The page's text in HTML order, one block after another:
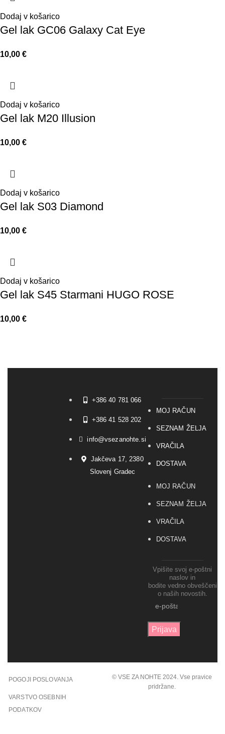
Dodaj v košarico
Gel lak GC06 Galaxy Cat Eye
10,00€
Dodaj v košarico
Gel lak M20 Illusion
10,00€
Dodaj v košarico
Gel lak S03 Diamond
10,00€
Dodaj v košarico
Gel lak S45 Starmani HUGO ROSE
10,00€
+386 40 781 066
+386 41 528 202
info@vsezanohte.si
Jakčeva 17, 2380
Slovenj Gradec
MOJ RAČUN
SEZNAM ŽELJA
VRAČILA
DOSTAVA
MOJ RAČUN
SEZNAM ŽELJA
VRAČILA
DOSTAVA
Vpišite svoj e-poštni
naslov in
bodite vedno obveščeni
o naših novostih.
POGOJI POSLOVANJA
VARSTVO OSEBNIH
PODATKOV
© VSE ZA NOHTE 2024. Vse pravice
pridržane.